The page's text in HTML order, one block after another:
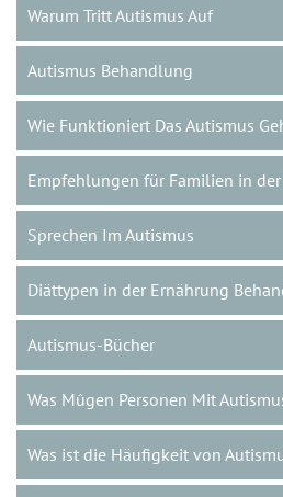
Warum Tritt Autismus Auf
Autismus Behandlung
Wie Funktioniert Das Autismus
Empfehlungen für Familien in
Sprechen Im Autismus
Diättypen in der Ernährung
Autismus-Bücher
Was Mûgen Personen Mit
Was ist die Häufigkeit von